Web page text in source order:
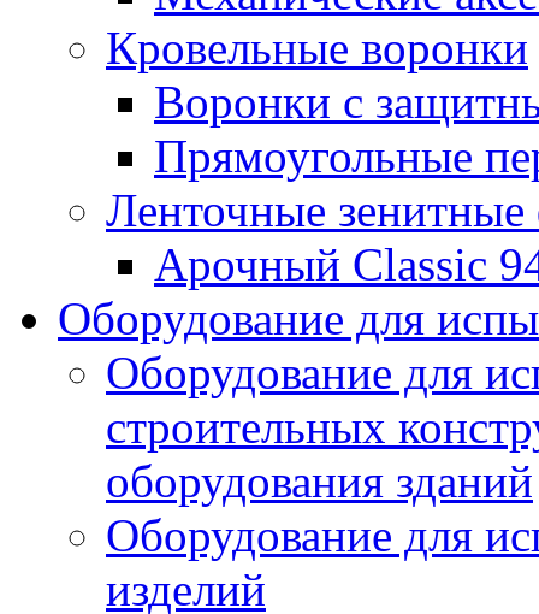
Кровельные воронки
Воронки с
Прямоугольные
Ленточные
Арочный Classic
Оборудование для
Оборудование для
строительных
оборудования зданий
Оборудование для
изделий